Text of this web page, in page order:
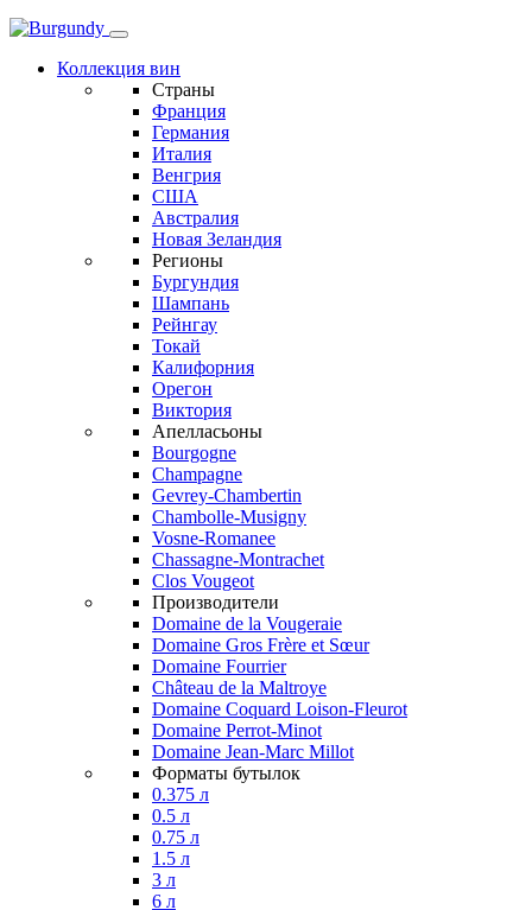
Коллекция вин
Страны
Франция
Германия
Италия
Венгрия
США
Австралия
Новая Зеландия
Регионы
Бургундия
Шампань
Рейнгау
Токай
Калифорния
Орегон
Виктория
Апелласьоны
Bourgogne
Champagne
Gevrey-Chambertin
Chambolle-Musigny
Vosne-Romanee
Chassagne-Montrachet
Clos Vougeot
Производители
Domaine de la Vougeraie
Domaine Gros Frère et Sœur
Domaine Fourrier
Château de la Maltroye
Domaine Coquard Loison-Fleurot
Domaine Perrot-Minot
Domaine Jean-Marc Millot
Форматы бутылок
0.375 л
0.5 л
0.75 л
1.5 л
3 л
6 л